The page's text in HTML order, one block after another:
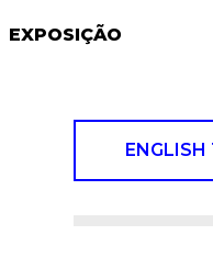
EXPOSIÇÃO
ENGLISH